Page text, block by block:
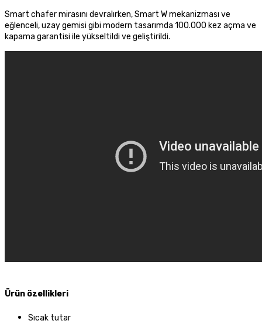
Smart chafer mirasını devralırken, Smart W mekanizması ve
eğlenceli, uzay gemisi gibi modern tasarımda 100.000 kez açma ve
kapama garantisi ile yükseltildi ve geliştirildi.
Ürün özellikleri
Sıcak tutar